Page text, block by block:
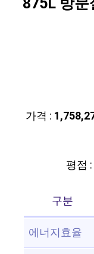
가격 :
평점
구분
에너지효율